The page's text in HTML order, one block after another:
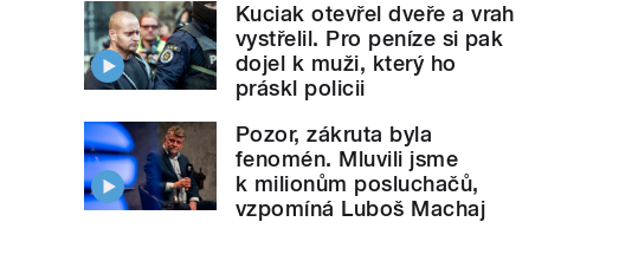
Kuciak otevřel dveře a vrah
vystřelil. Pro peníze si pak
dojel k muži, který ho
práskl policii
Pozor, zákruta byla
fenomén. Mluvili jsme
k milionům posluchačů,
vzpomíná Luboš Machaj